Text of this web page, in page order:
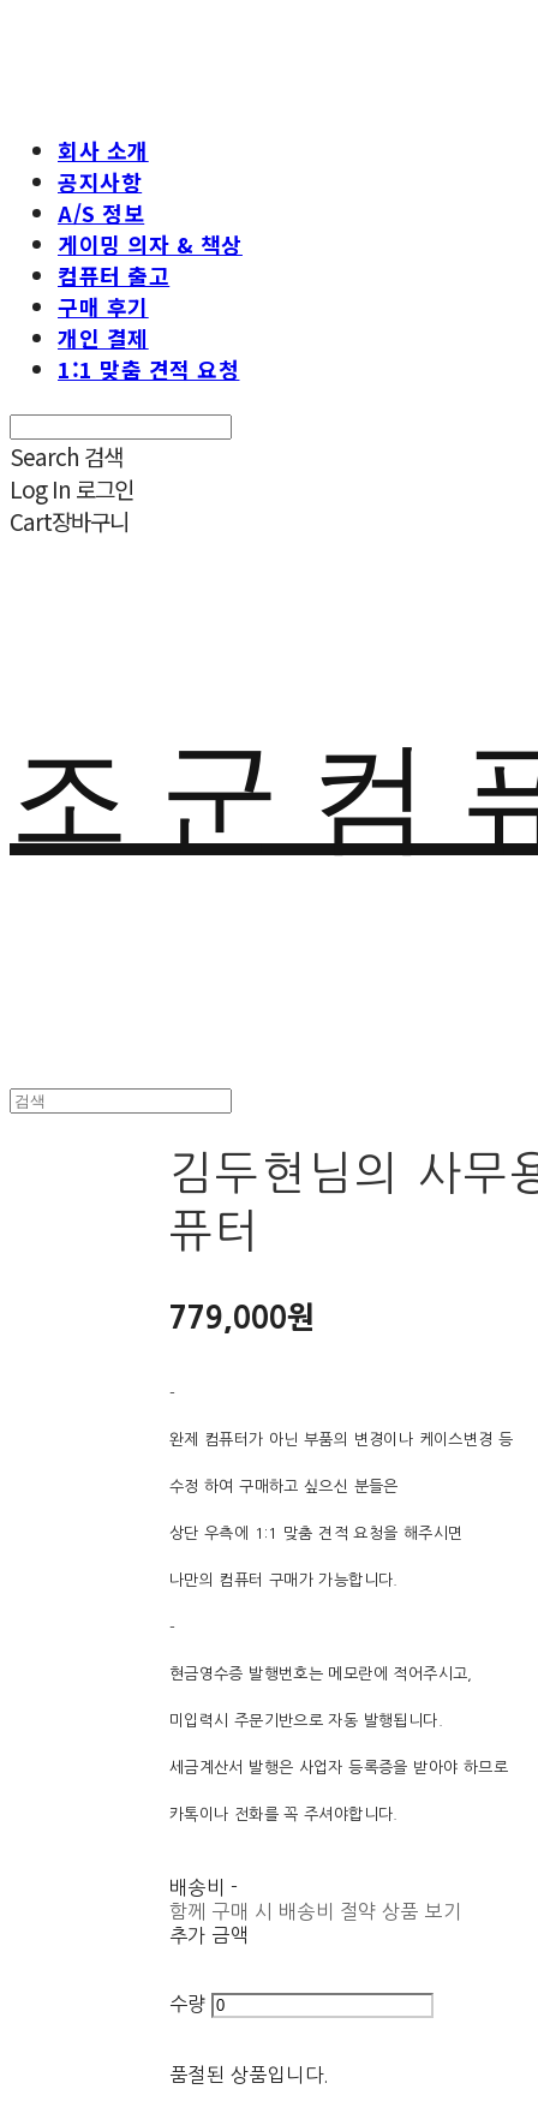
회사 소개
공지사항
A/S 정보
게이밍 의자 & 책상
컴퓨터 출고
구매 후기
개인 결제
1:1 맞춤 견적 요청
Search 검색
Log In 로그인
Cart장바구니
조 군 컴
김두현님의 사무
퓨터
779,000원
-
완제 컴퓨터가 아닌 부품의 변경이나 케이스변경 등
수정 하여 구매하고 싶으신 분들은
상단 우측에 1:1 맞춤 견적 요청을 해주시면
나만의 컴퓨터 구매가 가능합니다.
-
현금영수증 발행번호는 메모란에 적어주시고,
미입력시 주문기반으로 자동 발행됩니다.
세금계산서 발행은 사업자 등록증을 받아야 하므로
카톡이나 전화를 꼭 주셔야합니다.
배송비 -
함께 구매 시 배송비 절약 상품 보기
추가 금액
수량
품절된 상품입니다.